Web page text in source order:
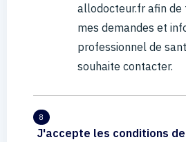
allodocteur.fr afin
mes demandes et
professionnel de
souhaite contacter.
8
J'accepte les conditions